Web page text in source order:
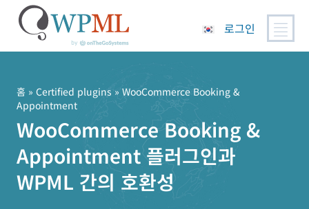
로그인
홈 » Certified plugins » WooCommerce Booking &
Appointment
WooCommerce Booking &
Appointment 플러그인과
WPML 간의 호환성